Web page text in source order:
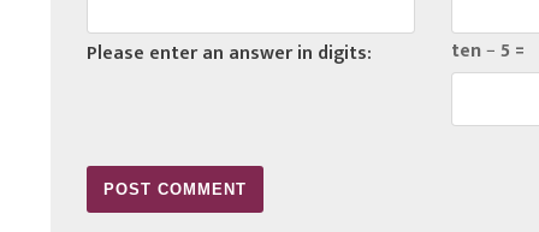
Please enter an answer in digits: ten − 5 =